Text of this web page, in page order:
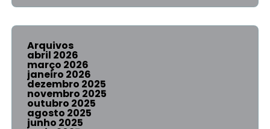
Arquivos
abril 2026
março 2026
janeiro 2026
dezembro 2025
novembro 2025
outubro 2025
agosto 2025
junho 2025